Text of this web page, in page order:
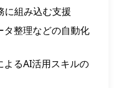
に組み込む支援
タ整理などの自動化
るAI活用スキルの